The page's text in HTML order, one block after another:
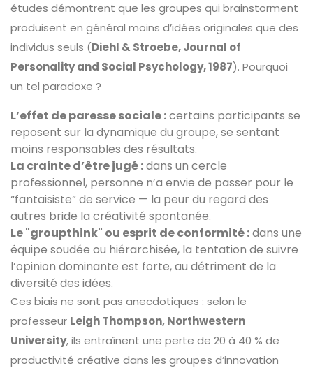
études démontrent que les groupes qui brainstorment
produisent en général moins d’idées originales que des
individus seuls (Diehl & Stroebe, Journal of
Personality and Social Psychology, 1987). Pourquoi
un tel paradoxe ?
L’effet de paresse sociale :certains participants se
reposent sur la dynamique du groupe, se sentant
moins responsables des résultats.
La crainte d’être jugé :dans un cercle
professionnel, personne n’a envie de passer pour le
“fantaisiste” de service — la peur du regard des
autres bride la créativité spontanée.
Le "groupthink" ou esprit de conformité :dans une
équipe soudée ou hiérarchisée, la tentation de suivre
l’opinion dominante est forte, au détriment de la
diversité des idées.
Ces biais ne sont pas anecdotiques : selon le
professeur Leigh Thompson, Northwestern
University, ils entraînent une perte de 20 à 40 % de
productivité créative dans les groupes d’innovation